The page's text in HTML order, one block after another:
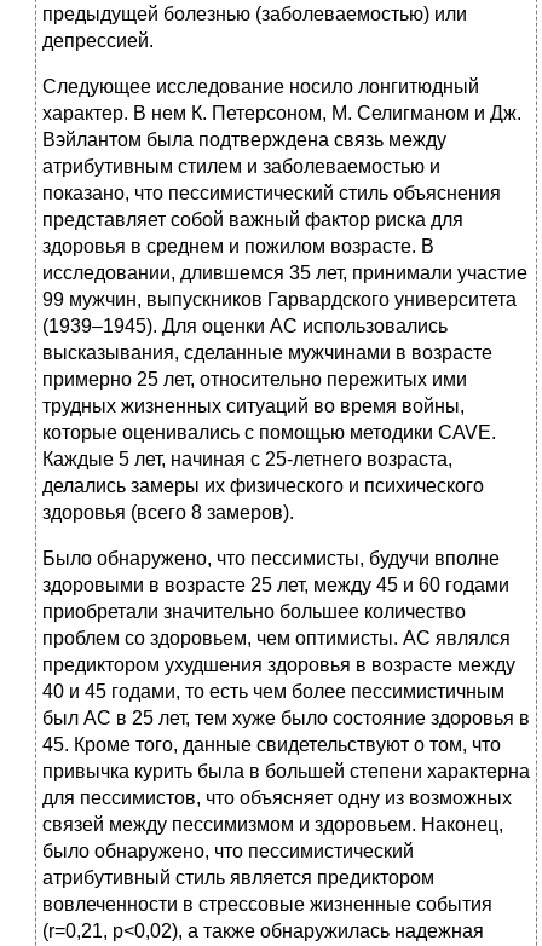
предыдущей болезнью (заболеваемостью) или
депрессией.
Следующее исследование носило лонгитюдный
характер. В нем К. Петерсоном, М. Селигманом и Дж.
Вэйлантом была подтверждена связь между
атрибутивным стилем и заболеваемостью и
показано, что пессимистический стиль объяснения
представляет собой важный фактор риска для
здоровья в среднем и пожилом возрасте. В
исследовании, длившемся 35 лет, принимали участие
99 мужчин, выпускников Гарвардского университета
(1939–1945). Для оценки АС использовались
высказывания, сделанные мужчинами в возрасте
примерно 25 лет, относительно пережитых ими
трудных жизненных ситуаций во время войны,
которые оценивались с помощью методики CAVE.
Каждые 5 лет, начиная с 25‑летнего возраста,
делались замеры их физического и психического
здоровья (всего 8 замеров).
Было обнаружено, что пессимисты, будучи вполне
здоровыми в возрасте 25 лет, между 45 и 60 годами
приобретали значительно большее количество
проблем со здоровьем, чем оптимисты. АС являлся
предиктором ухудшения здоровья в возрасте между
40 и 45 годами, то есть чем более пессимистичным
был АС в 25 лет, тем хуже было состояние здоровья в
45. Кроме того, данные свидетельствуют о том, что
привычка курить была в большей степени характерна
для пессимистов, что объясняет одну из возможных
связей между пессимизмом и здоровьем. Наконец,
было обнаружено, что пессимистический
атрибутивный стиль является предиктором
вовлеченности в стрессовые жизненные события
(r=0,21, p<0,02), а также обнаружилась надежная